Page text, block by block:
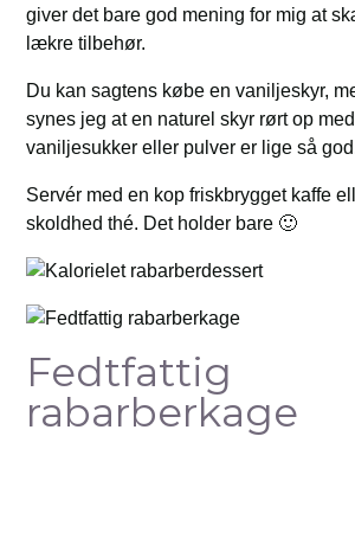
giver det bare god mening for mig at
lækre tilbehør.
Du kan sagtens købe en vaniljeskyr,
synes jeg at en naturel skyr rørt op
vaniljesukker eller pulver er lige så
Servér med en kop friskbrygget kaffe
skoldhed thé. Det holder bare 🙂
Fedtfattig
rabarberkage